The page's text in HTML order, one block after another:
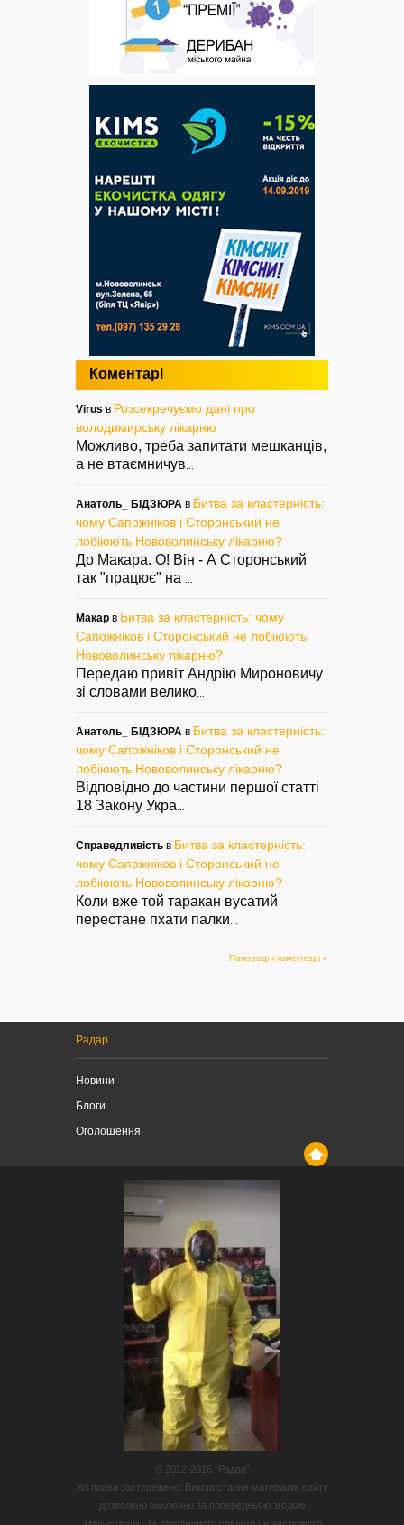
Коментарі
Virus в Розсекречуємо дані про
володимирську лікарню
Можливо, треба запитати мешканців,
а не втаємничув
Анатоль_ БІДЗЮРА в Битва за кластерність:
чому Сапожніков і Сторонський не
лобіюють Нововолинську лікарню?
До Макара. О! Він - А Сторонський
так "працює" на
Макар в Битва за кластерність: чому
Сапожніков і Сторонський не лобіюють
Нововолинську лікарню?
Передаю привіт Андрію Мироновичу
зі словами велико
Анатоль_ БІДЗЮРА в Битва за кластерність:
чому Сапожніков і Сторонський не
лобіюють Нововолинську лікарню?
Відповідно до частини першої статті
18 Закону Укра
Справедливість в Битва за кластерність:
чому Сапожніков і Сторонський не
лобіюють Нововолинську лікарню?
Коли вже той таракан вусатий
перестане пхати палки
Попередні коментарі »
Радар
Новини
Блоги
Оголошення
© 2012-2016 “Радар”
Усі права застережено. Використання матеріалів сайту
дозволено виключно за попередньою згодою